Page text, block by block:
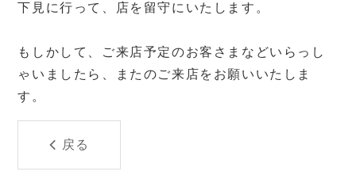
下見に行って、店を留守にいたします。
もしかして、ご来店予定のお客さまなどいらっし
ゃいましたら、またのご来店をお願いいたしま
す。
戻る